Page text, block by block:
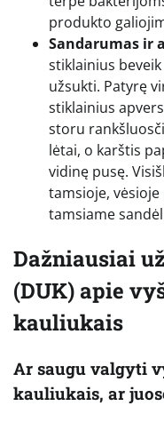
produkto
Sandarumas ir
stiklainius
užsukti. Patyrę
stiklainius
storu
lėtai, o karštis
vidinę pusę.
tamsioje,
tamsiame
Dažniausiai
(DUK) apie
kauliukais
Ar saugu valgyti
kauliukais, ar